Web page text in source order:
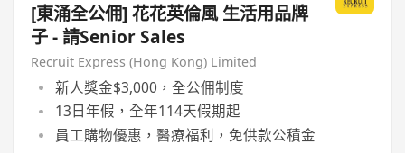
[東涌全公佣] 花花英倫風 生活用品牌
子 - 請Senior Sales
Recruit Express (Hong Kong) Limited
新人獎金$3,000，全公佣制度
13日年假，全年114天假期起
員工購物優惠，醫療福利，免供款公積金